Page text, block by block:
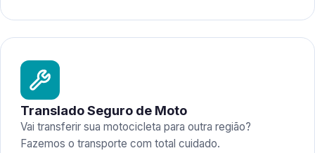
Translado Seguro de Moto
Vai transferir sua motocicleta para outra região?
Fazemos o transporte com total cuidado.